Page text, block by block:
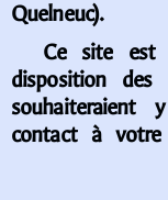
Quelneuc).
Ce site est
disposition des
souhaiteraient
contact à